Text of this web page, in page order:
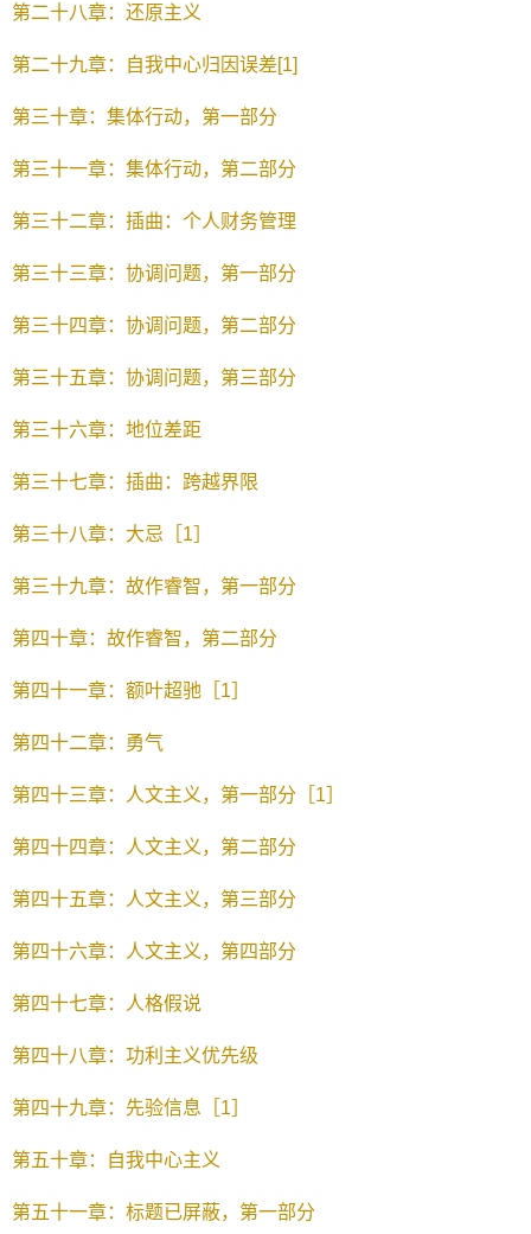
第二十八章：还原主义
第二十九章：自我中心归因误差[1]
第三十章：集体行动，第一部分
第三十一章：集体行动，第二部分
第三十二章：插曲：个人财务管理
第三十三章：协调问题，第一部分
第三十四章：协调问题，第二部分
第三十五章：协调问题，第三部分
第三十六章：地位差距
第三十七章：插曲：跨越界限
第三十八章：大忌［1］
第三十九章：故作睿智，第一部分
第四十章：故作睿智，第二部分
第四十一章：额叶超驰［1］
第四十二章：勇气
第四十三章：人文主义，第一部分［1］
第四十四章：人文主义，第二部分
第四十五章：人文主义，第三部分
第四十六章：人文主义，第四部分
第四十七章：人格假说
第四十八章：功利主义优先级
第四十九章：先验信息［1］
第五十章：自我中心主义
第五十一章：标题已屏蔽，第一部分